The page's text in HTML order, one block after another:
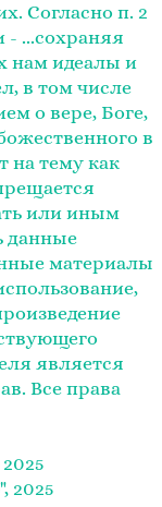
Согласно п. 2
- ...сохраняя
нам идеалы и
в том числе
о вере, Боге,
в
тему как
или иным
данные
материалы
является
Все права
2025